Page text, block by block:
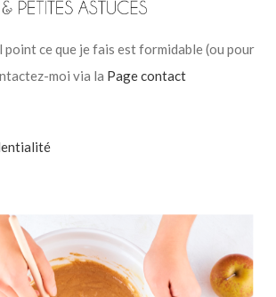
point ce que je fais est formidable (ou pour
moi via la Page contact